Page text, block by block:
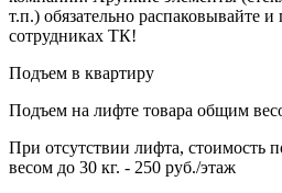
т.п.) обязательно распаковывайте и
сотрудниках ТК!
Подъем в квартиру
Подъем на лифте товара общим
При отсутствии лифта, стоимость
весом до 30 кг. - 250 руб./этаж